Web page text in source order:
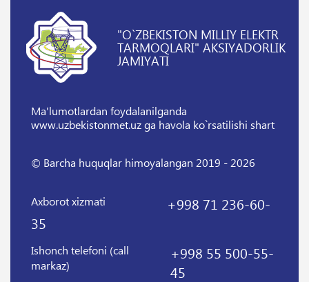
"O`ZBEKISTON MILLIY ELEKTR
TARMOQLARI" AKSIYADORLIK
JAMIYATI
Ma'lumotlardan foydalanilganda
www.uzbekistonmet.uz ga havola ko`rsatilishi shart
© Barcha huquqlar himoyalangan 2019 - 2026
Axborot xizmati
+998 71 236-60-
35
Ishonch telefoni (call
markaz)
+998 55 500-55-
45